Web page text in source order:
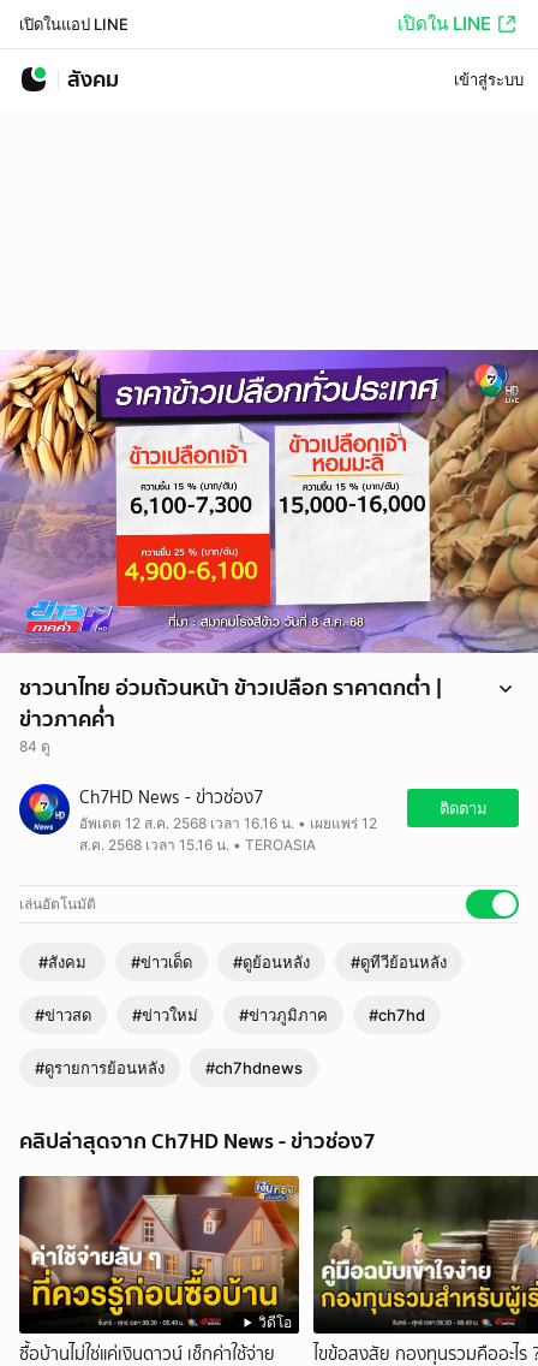
เปิดในแอป LINE เปิดใน LINE
สังคม เข้าสู่ระบบ
ชาวนาไทย อ่วมถ้วนหน้า ข้าวเปลือก ราคาตกต่ำ |
ข่าวภาคค่ำ
84 ดู
บาท ถึงกับน้ำตาตก ตัดพ้อ มีอาชีพปลูกข้าวมาตลอดชีวิต จะให้เปลี่ยนไปทำ
ความชื้น 15 ที่ 6,100-7,300 บาทต่อตัน ส่วนความ 25 รับซื้อเหลือ 4,900-
6,100 บาทต่อตัน ชาวนาเข่าแทบทรุด ปีนี้ขายข้าวไม่ได้กำไร รายได้ ไม่
พอใช้จ่าย จำเป็นต้องหารายได้เสริม รับจ้างตัดข้าวดีด ได้ค่าจ้างไร่ละ 200
บาท บางคนน้ำตาตก เกี่ยวข้าวหมดยังไม่พอใช้หนี้ ตัดพ้อ ปลูกข้าวมาตลอด
ชีวิต จนจะหมดลมหายใจ จะให้เปลี่ยนไปทำอาชีพอื่น คงทำไม่ได้ ด้าน
กระทรวงพาณิชย์ เตรียมเสนอมาตรการช่วยเหลือผู้ปลูกข้าว ในที่ประชุม
คณะกรรมการนโยบายและบริหารจัดการข้าว หรือ นบข. พิจารณาด่วนใน
Ch7HD News - ข่าวช่อง7
อัพเดต 12 ส.ค. 2568 เวลา 16.16 น. • เผยแพร่ 12
ส.ค. 2568 เวลา 15.16 น. • TEROASIA
ติดตาม
เล่นอัตโนมัติ
#สังคม #ข่าวเด็ด #ดูย้อนหลัง #ดูทีวีย้อนหลัง
#ข่าวสด #ข่าวใหม่ #ข่าวภูมิภาค #ch7hd
#ดูรายการย้อนหลัง #ch7hdnews
คลิปล่าสุดจาก Ch7HD News - ข่าวช่อง7
วิดีโอ
ซื้อบ้านไม่ใช่แค่เงินดาวน์ เช็กค่าใช้จ่าย
ไขข้อสงสัย กองทุนรวมคืออะไร